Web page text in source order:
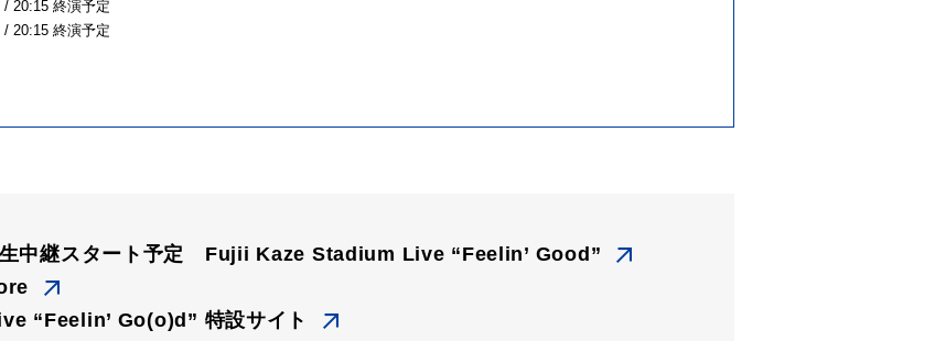
20:15 終演予定
20:15 終演予定
中継スタート予定 Fujii Kaze Stadium Live “Feelin’ Good”
“Feelin’ Go(o)d” 特設サイト